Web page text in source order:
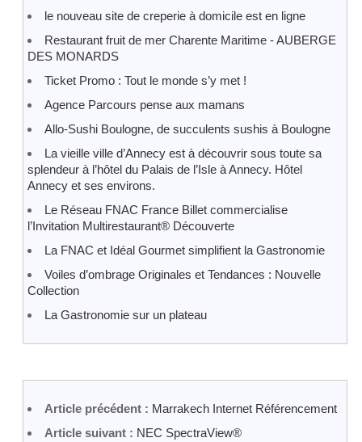
le nouveau site de creperie à domicile est en ligne
Restaurant fruit de mer Charente Maritime - AUBERGE
DES MONARDS
Ticket Promo : Tout le monde s’y met !
Agence Parcours pense aux mamans
Allo-Sushi Boulogne, de succulents sushis à Boulogne
La vieille ville d’Annecy est à découvrir sous toute sa
splendeur à l’hôtel du Palais de l’Isle à Annecy. Hôtel
Annecy et ses environs.
Le Réseau FNAC France Billet commercialise
l’Invitation Multirestaurant® Découverte
La FNAC et Idéal Gourmet simplifient la Gastronomie
Voiles d’ombrage Originales et Tendances : Nouvelle
Collection
La Gastronomie sur un plateau
Article précédent : Marrakech Internet Référencement
Article suivant : NEC SpectraView®